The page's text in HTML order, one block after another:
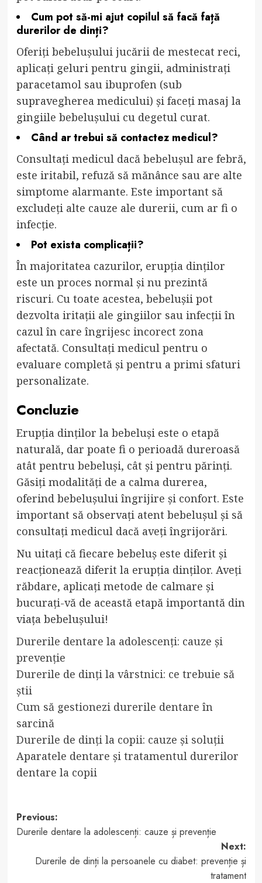
Cum pot să-mi ajut copilul să facă față
durerilor de dinți?
Oferiți bebelușului jucării de mestecat reci,
aplicați geluri pentru gingii, administrați
paracetamol sau ibuprofen (sub
supravegherea medicului) și faceți masaj la
gingiile bebelușului cu degetul curat.
Când ar trebui să contactez medicul?
Consultați medicul dacă bebelușul are febră,
este iritabil, refuză să mănânce sau are alte
simptome alarmante. Este important să
excludeți alte cauze ale durerii, cum ar fi o
infecție.
Pot exista complicații?
În majoritatea cazurilor, erupția dinților
este un proces normal și nu prezintă
riscuri. Cu toate acestea, bebelușii pot
dezvolta iritații ale gingiilor sau infecții în
cazul în care îngrijesc incorect zona
afectată. Consultați medicul pentru o
evaluare completă și pentru a primi sfaturi
personalizate.
Concluzie
Erupția dinților la bebeluși este o etapă
naturală, dar poate fi o perioadă dureroasă
atât pentru bebeluși, cât și pentru părinți.
Găsiți modalități de a calma durerea,
oferind bebelușului îngrijire și confort. Este
important să observați atent bebelușul și să
consultați medicul dacă aveți îngrijorări.
Nu uitați că fiecare bebeluș este diferit și
reacționează diferit la erupția dinților. Aveți
răbdare, aplicați metode de calmare și
bucurați-vă de această etapă importantă din
viața bebelușului!
Durerile dentare la adolescenți: cauze și
prevenție
Durerile de dinți la vârstnici: ce trebuie să
știi
Cum să gestionezi durerile dentare în
sarcină
Durerile de dinți la copii: cauze și soluții
Aparatele dentare și tratamentul durerilor
dentare la copii
Post
navigation
Previous:
Durerile dentare la adolescenți: cauze și prevenție
Next:
Durerile de dinți la persoanele cu diabet: prevenție și
tratament